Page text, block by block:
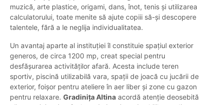
muzică, arte plastice, origami, dans, înot, tenis și utilizarea
calculatorului, toate menite să ajute copiii să-și descopere
talentele, fără a le neglija individualitatea.
Un avantaj aparte al instituției îl constituie spațiul exterior
generos, de circa 1200 mp, creat special pentru
desfășurarea activităților afară. Acesta include teren
sportiv, piscină utilizabilă vara, spații de joacă cu jucării de
exterior, foișor pentru ateliere în aer liber și zone cu gazon
pentru relaxare. Gradinița Altina acordă atenție deosebită